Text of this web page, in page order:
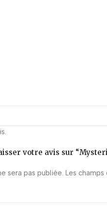
votre avis sur
sera pas publiée. Les